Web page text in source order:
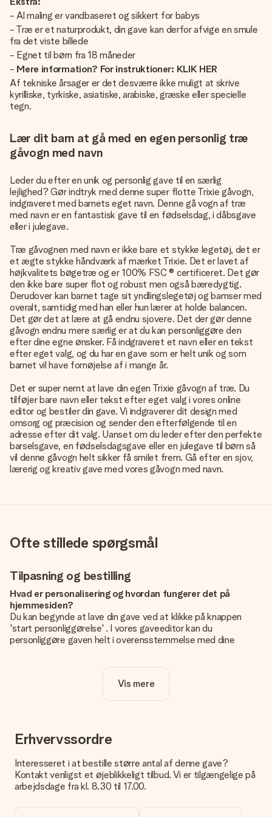
- Al maling er vandbaseret og sikkert for babys
- Træ er et naturprodukt, din gave kan derfor afvige en smule
fra det viste billede
- Egnet til børn fra 18 måneder
- Mere information? For instruktioner: KLIK HER
Af tekniske årsager er det desværre ikke muligt at skrive
kyrilliske, tyrkiske, asiatiske, arabiske, græske eller specielle
tegn.
Lær dit barn at gå med en egen personlig træ
gåvogn med navn
Leder du efter en unik og personlig gave til en særlig
lejlighed? Gør indtryk med denne super flotte Trixie gåvogn,
indgraveret med barnets eget navn. Denne gå vogn af træ
med navn er en fantastisk gave til en fødselsdag, i dåbsgave
eller i julegave.
Træ gåvognen med navn er ikke bare et stykke legetøj, det er
et ægte stykke håndværk af mærket Trixie. Det er lavet af
højkvalitets bøgetræ og er 100% FSC ® certificeret. Det gør
den ikke bare super flot og robust men også bæredygtig.
Derudover kan barnet tage sit yndlingslegetøj og bamser med
overalt, samtidig med han eller hun lærer at holde balancen.
Det gør det at lære at gå endnu sjovere. Det der gør denne
gåvogn endnu mere særlig er at du kan personliggøre den
efter dine egne ønsker. Få indgraveret et navn eller en tekst
efter eget valg, og du har en gave som er helt unik og som
barnet vil have fornøjelse af i mange år.
Det er super nemt at lave din egen Trixie gåvogn af træ. Du
tilføjer bare navn eller tekst efter eget valg i vores online
editor og bestiler din gave. Vi indgraverer dit design med
omsorg og præcision og sender den efterfølgende til en
adresse efter dit valg. Uanset om du leder efter den perfekte
barselsgave, en fødselsdagsgave eller en julegave til børn så
vil denne gåvogn helt sikker få smilet frem. Gå efter en sjov,
lærerig og kreativ gave med vores gåvogn med navn.
Ofte stillede spørgsmål
Tilpasning og bestilling
Hvad er personalisering og hvordan fungerer det på
hjemmesiden?
Du kan begynde at lave din gave ved at klikke på knappen
'start personliggørelse' . I vores gaveeditor kan du
personliggøre gaven helt i overensstemmelse med dine
Er personalisering inkluderet i prisen?
Prisen der vises på hjemmesiden omfatter personliggørelse
Hvordan ved jeg, om mit billede har den rigtige kvalitet?
Vi vil være sikre på, at du er helt tilfreds med din gave. Derfor
om kvaliteten af dit billede, kan du kontakte vores
kundeservice og vedlægge dit foto sammen med den gave,
du er interesseret i at bestille. Så kan de tjekke kvaliteten for
Vis mere
Erhvervssordre
Interesseret i at bestille større antal af denne gave?
Kontakt venligst et øjeblikkeligt tilbud. Vi er tilgængelige på
arbejdsdage fra kl. 8.30 til 17.00.